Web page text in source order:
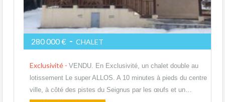
280 000 € - CHALET
Exclusivité - VENDU. En Exclusivité, un chalet double au
lotissement Le super ALLOS. A 10 minutes à pieds du centre
ville, à côté des pistes du Seignus par les œufs et un…